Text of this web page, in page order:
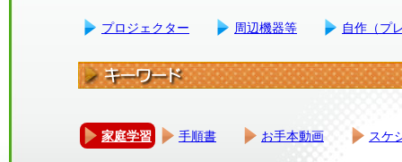
プロジェクター 周辺機器等 自作（プ
家庭学習 手順書 お手本動画 スケ